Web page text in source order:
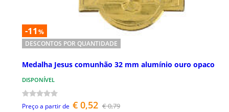
-11 %
DESCONTOS POR QUANTIDADE
Medalha Jesus comunhão 32 mm alumínio ouro opaco
DISPONÍVEL
Preço a partir de € 0,52 € 0,79